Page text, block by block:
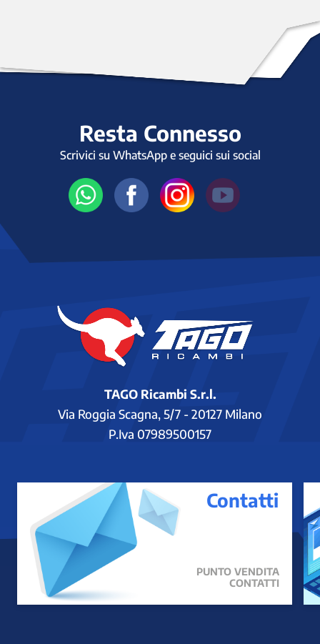
Resta Connesso
Scrivici su WhatsApp e seguici sui social
TAGO Ricambi S.r.l.
Via Roggia Scagna, 5/7 - 20127 Milano
P.Iva 07989500157
Contatti
PUNTO VENDITA
CONTATTI